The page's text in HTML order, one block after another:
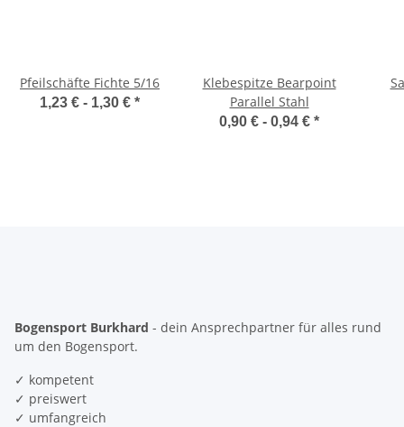
Pfeilschäfte Fichte 5/16
1,23 € - 1,30 € *
Klebespitze Bearpoint
Parallel Stahl
0,90 € - 0,94 € *
Bogensport Burkhard - dein Ansprechpartner für alles rund
um den Bogensport.
✓ kompetent
✓ preiswert
✓ umfangreich